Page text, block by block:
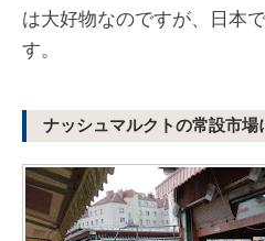
は大好物なのですが、日本
す。
ナッシュマルクトの常設市場